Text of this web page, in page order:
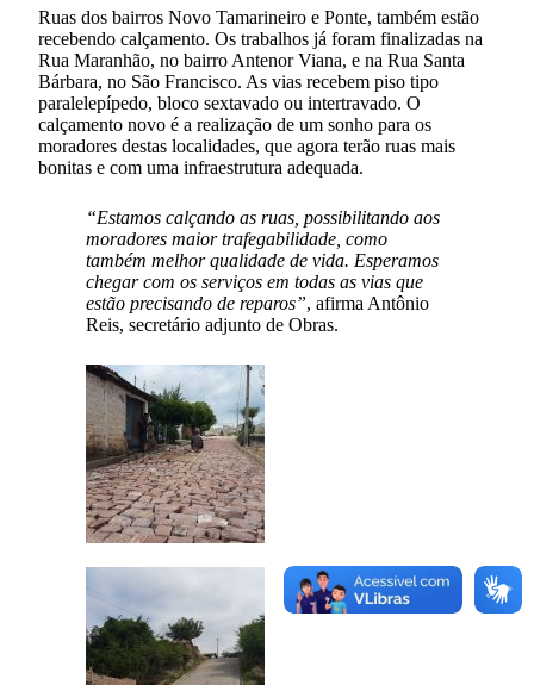
Ruas dos bairros Novo Tamarineiro e Ponte, também estão
recebendo calçamento. Os trabalhos já foram finalizadas na
Rua Maranhão, no bairro Antenor Viana, e na Rua Santa
Bárbara, no São Francisco. As vias recebem piso tipo
paralelepípedo, bloco sextavado ou intertravado. O
calçamento novo é a realização de um sonho para os
moradores destas localidades, que agora terão ruas mais
bonitas e com uma infraestrutura adequada.
“Estamos calçando as ruas, possibilitando aos
moradores maior trafegabilidade, como
também melhor qualidade de vida. Esperamos
chegar com os serviços em todas as vias que
estão precisando de reparos”, afirma Antônio
Reis, secretário adjunto de Obras.